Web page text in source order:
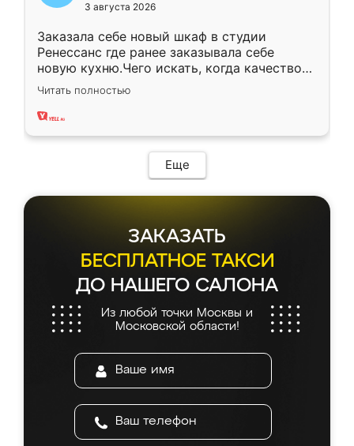
3 августа 2026
Заказала себе новый шкаф в студии
Ренессанс где ранее заказывала себе
новую кухню.Чего искать, когда качеством
вполне довольна. Служит кухня уже почти
два года, нареканий нет.
Читать полностью
Еще
ЗАКАЗАТЬ
БЕСПЛАТНОЕ ТАКСИ
ДО НАШЕГО САЛОНА
Из любой точки Москвы и
Московской области!